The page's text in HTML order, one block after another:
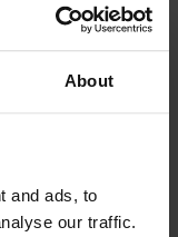
About
and ads, to
our traffic.
Sie